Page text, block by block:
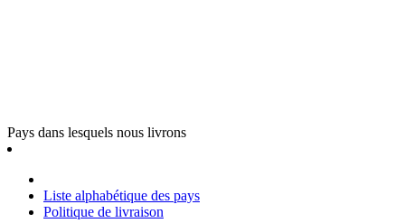
Pays dans lesquels nous livrons
Liste alphabétique des pays
Politique de livraison